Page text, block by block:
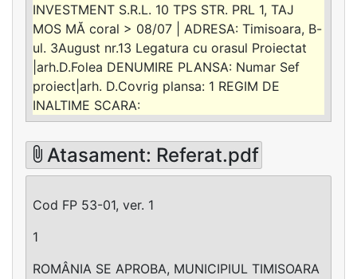
INVESTMENT S.R.L. 10 TPS STR. PRL 1, TAJ
MOS MĂ coral > 08/07 | ADRESA: Timisoara, B-
ul. 3August nr.13 Legatura cu orasul Proiectat
|arh.D.Folea DENUMIRE PLANSA: Numar Sef
proiect|arh. D.Covrig plansa: 1 REGIM DE
INALTIME SCARA:
Atasament: Referat.pdf
Cod FP 53-01, ver. 1
1
ROMÂNIA SE APROBA, MUNICIPIUL TIMISOARA